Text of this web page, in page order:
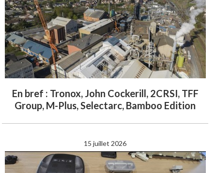
En bref : Tronox, John Cockerill, 2CRSI, TFF
Group, M-Plus, Selectarc, Bamboo Edition
15 juillet 2026